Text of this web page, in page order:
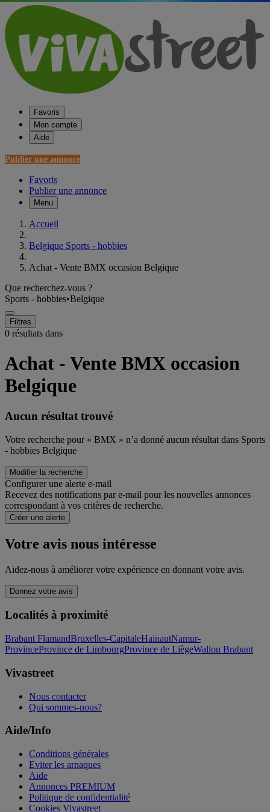
Favoris
Mon compte
Aide
Publier une annonce
Favoris
Publier une annonce
Menu
Accueil
Belgique Sports - hobbies
Achat - Vente BMX occasion Belgique
Que recherchez-vous ?
Sports - hobbies•Belgique
Filtres
0 résultats dans
Achat - Vente BMX occasion
Belgique
Aucun résultat trouvé
Votre recherche pour « BMX » n’a donné aucun résultat dans Sports
- hobbies Belgique
Modifier la recherche
Configurer une alerte e-mail
Recevez des notifications par e-mail pour les nouvelles annonces
correspondant à vos critères de recherche.
Créer une alerte
Votre avis nous intéresse
Aidez-nous à améliorer votre expérience en donnant votre avis.
Donnez votre avis
Localités à proximité
Brabant FlamandBruxelles-CapitaleHainautNamur-
ProvinceProvince de LimbourgProvince de LiègeWallon Brabant
Vivastreet
Nous contacter
Qui sommes-nous?
Aide/Info
Conditions générales
Eviter les arnaques
Aide
Annonces PREMIUM
Politique de confidentialité
Cookies Vivastreet